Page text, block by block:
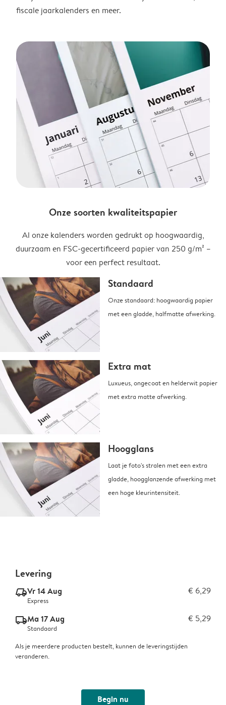
fiscale jaarkalenders en meer.
Onze soorten kwaliteitspapier
Al onze kalenders worden gedrukt op hoogwaardig,
duurzaam en FSC-gecertificeerd papier van 250 g/m² –
voor een perfect resultaat.
Standaard
Onze standaard: hoogwaardig papier
met een gladde, halfmatte afwerking.
Extra mat
Luxueus, ongecoat en helderwit papier
met extra matte afwerking.
Hoogglans
Laat je foto's stralen met een extra
gladde, hoogglanzende afwerking met
een hoge kleurintensiteit.
Levering
delivery_express_v2Vr 14 Aug € 6,29
Express
delivery_standard_v2Ma 17 Aug € 5,29
Standaard
Als je meerdere producten bestelt, kunnen de leveringstijden
veranderen.
Begin nu